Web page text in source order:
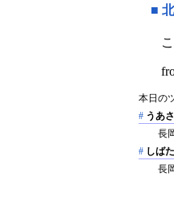
■
本日の
# うあさ
長
# しばた
長